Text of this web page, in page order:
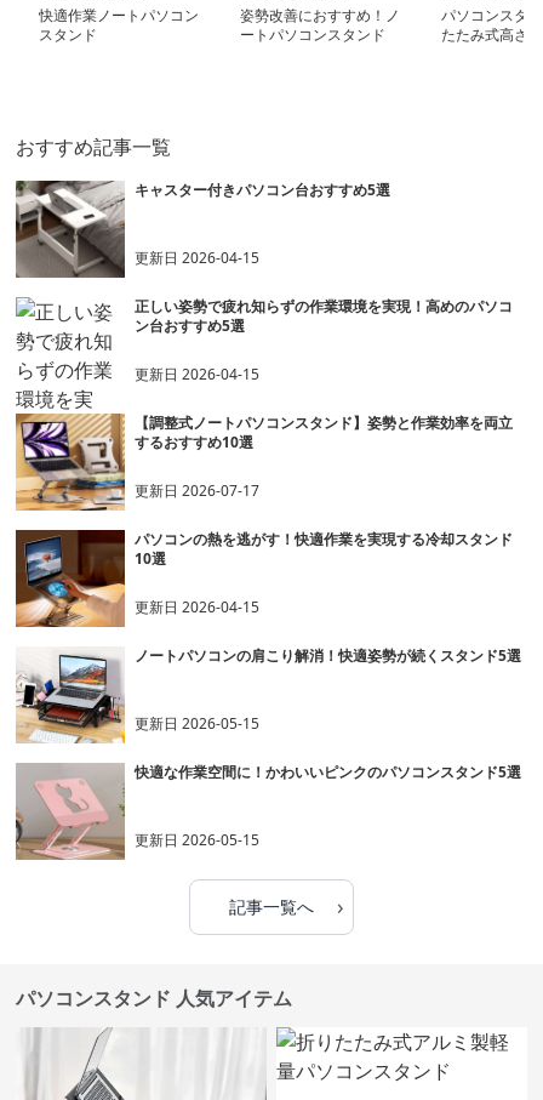
快適作業ノートパソコン
スタンド
姿勢改善におすすめ！ノ
ートパソコンスタンド
パソコンスタ
たたみ式高さ
おすすめ記事一覧
キャスター付きパソコン台おすすめ5選
更新日2026-04-15
正しい姿勢で疲れ知らずの作業環境を実現！高めのパソコ
ン台おすすめ5選
更新日2026-04-15
【調整式ノートパソコンスタンド】姿勢と作業効率を両立
するおすすめ10選
更新日2026-07-17
パソコンの熱を逃がす！快適作業を実現する冷却スタンド
10選
更新日2026-04-15
ノートパソコンの肩こり解消！快適姿勢が続くスタンド5選
更新日2026-05-15
快適な作業空間に！かわいいピンクのパソコンスタンド5選
更新日2026-05-15
記事一覧へ ›
パソコンスタンド 人気アイテム